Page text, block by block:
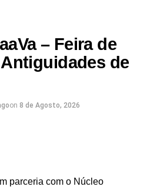
chave de fauna e flora do Rio
de observação direta
ecológicas entre água,
– Feira de
de
on 8 de Agosto, 2026
parceria com o Núcleo